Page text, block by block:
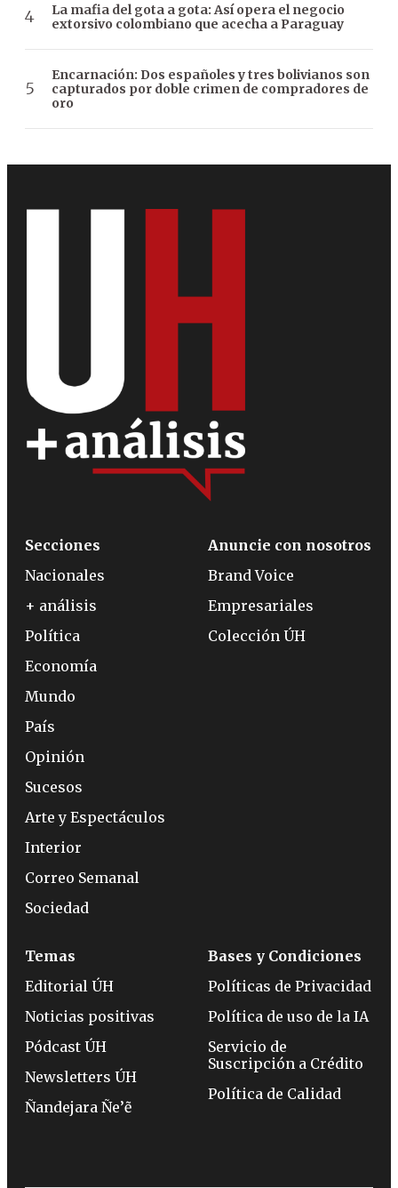
La mafia del gota a gota: Así opera el negocio
extorsivo colombiano que acecha a Paraguay
Encarnación: Dos españoles y tres bolivianos son
capturados por doble crimen de compradores de
oro
Secciones
Nacionales
+ análisis
Política
Economía
Mundo
País
Opinión
Sucesos
Arte y Espectáculos
Interior
Correo Semanal
Sociedad
Anuncie con nosotros
Brand Voice
Empresariales
Colección ÚH
Temas
Editorial ÚH
Noticias positivas
Pódcast ÚH
Newsletters ÚH
Ñandejara Ñe’ẽ
Bases y Condiciones
Políticas de Privacidad
Política de uso de la IA
Servicio de
Suscripción a Crédito
Política de Calidad